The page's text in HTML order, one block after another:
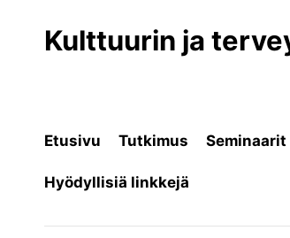
sisältöönKulttuurin ja
Etusivu Tutkimus Seminaarit
Hyödyllisiä linkkejä